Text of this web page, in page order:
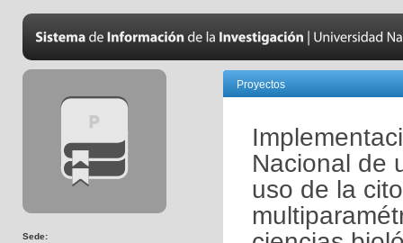
Sede:
Proyectos
Nacional de
uso de la